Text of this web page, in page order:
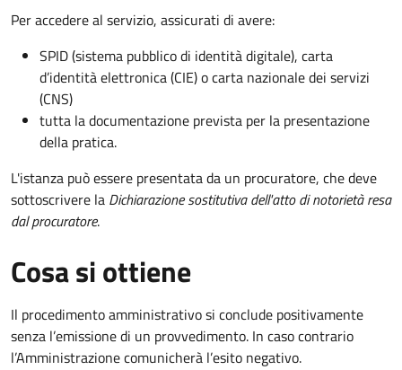
Per accedere al servizio, assicurati di avere:
SPID (sistema pubblico di identità digitale), carta
d’identità elettronica (CIE) o carta nazionale dei servizi
(CNS)
tutta la documentazione prevista per la presentazione
della pratica.
L'istanza può essere presentata da un procuratore, che deve
sottoscrivere la Dichiarazione sostitutiva dell'atto di notorietà resa
dal procuratore.
Cosa si ottiene
Il procedimento amministrativo si conclude positivamente
senza l’emissione di un provvedimento. In caso contrario
l’Amministrazione comunicherà l’esito negativo.